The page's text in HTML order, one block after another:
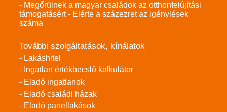
- Megőrülnek a magyar családok az otthonfelújítási
támogatásért - Elérte a százezret az igénylések
száma
További szolgáltatások, kínálatok
- Lakáshitel
- Ingatlan értékbecslő kalkulátor
- Eladó ingatlanok
- Eladó családi házak
- Eladó panellakások